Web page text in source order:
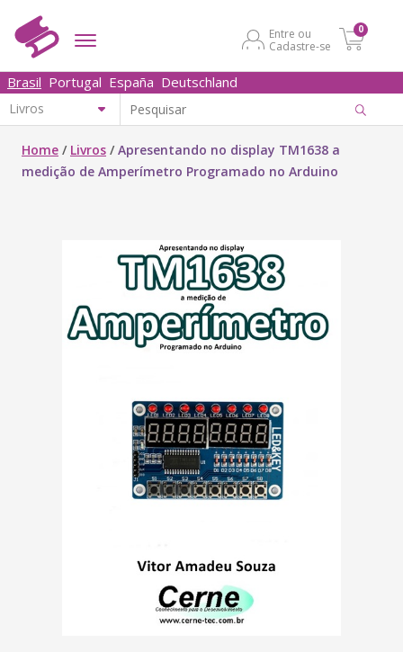
Entre ou
Cadastre-se
0
Brasil Portugal España Deutschland
Home / Livros /Apresentando no display TM1638 a
medição de Amperímetro Programado no Arduino